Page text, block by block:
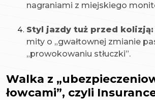
nagraniami z miejskiego
Styl jazdy tuż przed kolizją:
mity o „gwałtownej zmianie
„prowokowaniu stłuczki”.
Walka z
łowcami”, czyli